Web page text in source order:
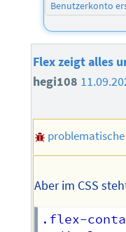
Benutzerkonto
Flex zeigt alles
hegi108
Aber im CSS
.flex-